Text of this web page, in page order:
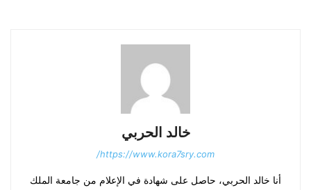
خالد الحربي
https://www.kora7sry.com/
أنا خالد الحربي، حاصل على شهادة في الإعلام من جامعة الملك